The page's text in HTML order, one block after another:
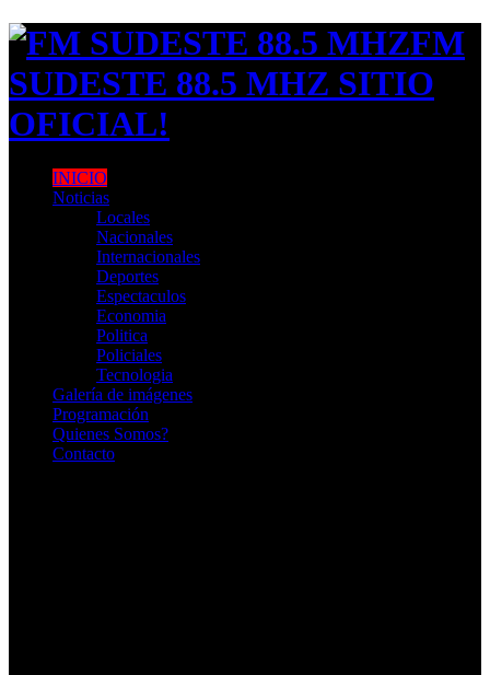
FM
SUDESTE 88.5 MHZ SITIO
OFICIAL!
INICIO
Noticias
Locales
Nacionales
Internacionales
Deportes
Espectaculos
Economia
Politica
Policiales
Tecnologia
Galería de imágenes
Programación
Quienes Somos?
Contacto